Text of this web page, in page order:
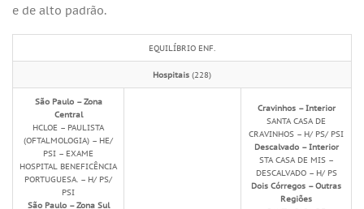
e de alto padrão.
EQUILÍBRIO ENF.
Hospitais (228)
São Paulo – Zona
Central
HCLOE – PAULISTA
(OFTALMOLOGIA) – HE/
PSI – EXAME
HOSPITAL BENEFICÊNCIA
PORTUGUESA. – H/ PS/
PSI
São Paulo – Zona Sul
Cravinhos – Interior
SANTA CASA DE
CRAVINHOS – H/ PS/ PSI
Descalvado – Interior
STA CASA DE MIS –
DESCALVADO – H/ PS
Dois Córregos – Outras
Regiões